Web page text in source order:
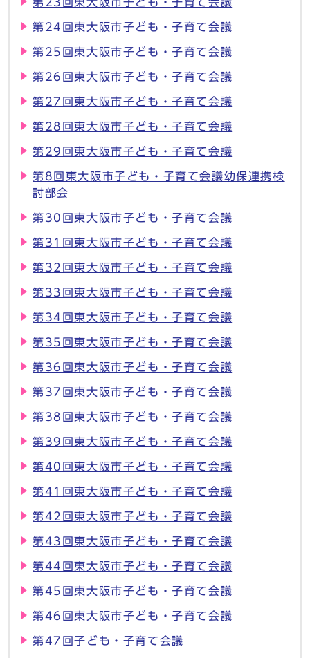
第24回東大阪市子ども・子育て会議
第25回東大阪市子ども・子育て会議
第26回東大阪市子ども・子育て会議
第27回東大阪市子ども・子育て会議
第28回東大阪市子ども・子育て会議
第29回東大阪市子ども・子育て会議
第8回東大阪市子ども・子育て会議幼保連携検
討部会
第30回東大阪市子ども・子育て会議
第31回東大阪市子ども・子育て会議
第32回東大阪市子ども・子育て会議
第33回東大阪市子ども・子育て会議
第34回東大阪市子ども・子育て会議
第35回東大阪市子ども・子育て会議
第36回東大阪市子ども・子育て会議
第37回東大阪市子ども・子育て会議
第38回東大阪市子ども・子育て会議
第39回東大阪市子ども・子育て会議
第40回東大阪市子ども・子育て会議
第41回東大阪市子ども・子育て会議
第42回東大阪市子ども・子育て会議
第43回東大阪市子ども・子育て会議
第44回東大阪市子ども・子育て会議
第45回東大阪市子ども・子育て会議
第46回東大阪市子ども・子育て会議
第47回子ども・子育て会議